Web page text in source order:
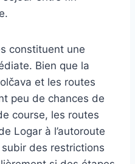
constituent une
Bien que la
et les routes
peu de chances de
course, les routes
Logar à l’autoroute
des restrictions